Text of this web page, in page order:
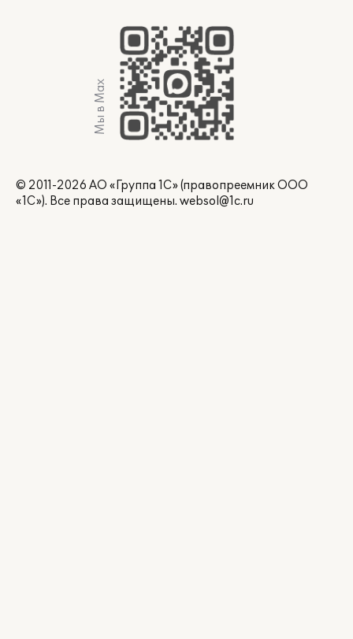
Мы в Max
© 2011-2026 АО «Группа 1С» (правопреемник ООО
«1С»). Все права защищены. websol@1c.ru